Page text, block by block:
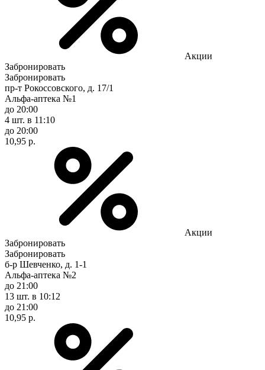
Акции
Забронировать
Забронировать
пр-т Рокоссовского, д. 17/1
Альфа-аптека №1
до 20:00
4 шт. в 11:10
до 20:00
10,95 р.
Акции
Забронировать
Забронировать
б-р Шевченко, д. 1-1
Альфа-аптека №2
до 21:00
13 шт. в 10:12
до 21:00
10,95 р.